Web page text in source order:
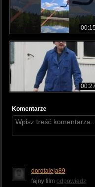
00:27
Komentarze
dorotaleja89
fajny film odpowiedz